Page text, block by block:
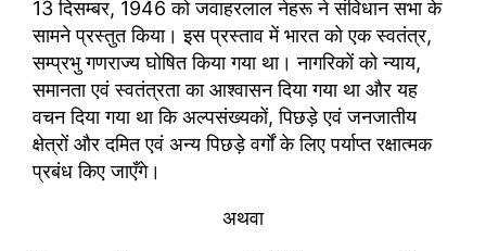
13 दिसम्बर, 1946 को जवाहरलाल नेहरू ने संविधान सभा के
सामने प्रस्तुत किया। इस प्रस्ताव में भारत को एक स्वतंत्र,
सम्प्रभु गणराज्य घोषित किया गया था। नागरिकों को न्याय,
समानता एवं स्वतंत्रता का आश्वासन दिया गया था और यह
वचन दिया गया था कि अल्पसंख्यकों, पिछड़े एवं जनजातीय
क्षेत्रों और दमित एवं अन्य पिछड़े वर्गों के लिए पर्याप्त रक्षात्मक
प्रबंध किए जाएँगे।
अथवा